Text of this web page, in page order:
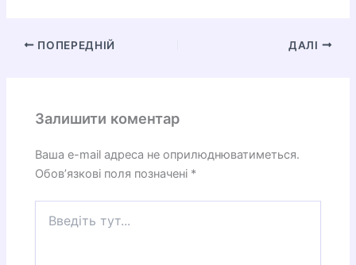
ПОПЕРЕДНІЙ ДАЛІ
Залишити коментар
Ваша e-mail адреса не оприлюднюватиметься.
Обов’язкові поля позначені *
тут...